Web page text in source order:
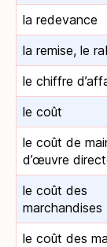
la redevance
la remise, le
le chiffre
le coût
le coût de
d’œuvre
le coût des
marchandises
le coût des